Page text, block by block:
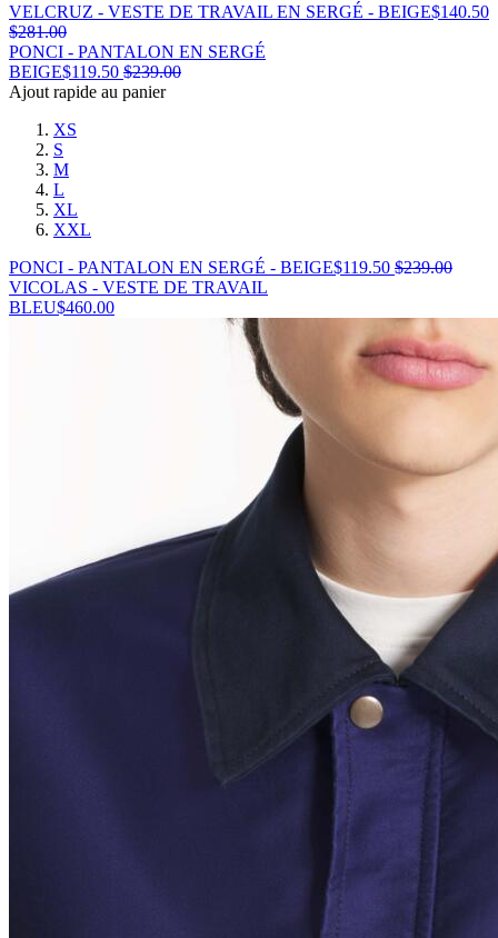
VELCRUZ - VESTE DE TRAVAIL EN SERGÉ - BEIGE$140.50
$281.00
PONCI - PANTALON EN SERGÉ
BEIGE$119.50 $239.00
Ajout rapide au panier
XS
S
M
L
XL
XXL
PONCI - PANTALON EN SERGÉ - BEIGE$119.50 $239.00
VICOLAS - VESTE DE TRAVAIL
BLEU$460.00